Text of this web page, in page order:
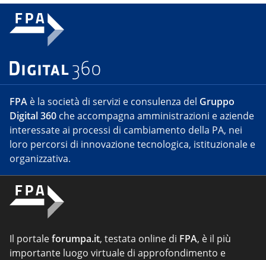
FPA è la società di servizi e consulenza del Gruppo
Digital 360 che accompagna amministrazioni e aziende
interessate ai processi di cambiamento della PA, nei
loro percorsi di innovazione tecnologica, istituzionale e
organizzativa.
Il portaleforumpa.it, testata online di FPA, è il più
importante luogo virtuale di approfondimento e